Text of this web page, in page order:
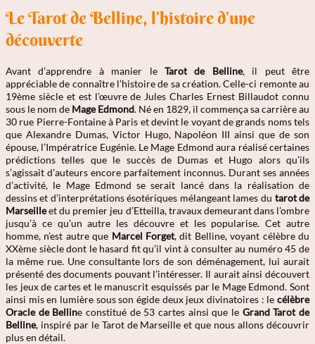
Le Tarot de Belline, l’histoire d’une
découverte
Avant d’apprendre à manier le Tarot de Belline, il peut être
appréciable de connaître l’histoire de sa création. Celle-ci remonte au
19ème siècle et est l’œuvre de Jules Charles Ernest Billaudot connu
sous le nom de Mage Edmond. Né en 1829, il commença sa carrière au
30 rue Pierre-Fontaine à Paris et devint le voyant de grands noms tels
que Alexandre Dumas, Victor Hugo, Napoléon III ainsi que de son
épouse, l’Impératrice Eugénie. Le Mage Edmond aura réalisé certaines
prédictions telles que le succès de Dumas et Hugo alors qu’ils
s’agissait d’auteurs encore parfaitement inconnus. Durant ses années
d’activité, le Mage Edmond se serait lancé dans la réalisation de
dessins et d’interprétations ésotériques mélangeant lames du tarot de
Marseilleet du premier jeu d’Etteilla, travaux demeurant dans l’ombre
jusqu’à ce qu’un autre les découvre et les popularise. Cet autre
homme, n’est autre que Marcel Forget, dit Belline, voyant célèbre du
XXème siècle dont le hasard fit qu’il vint à consulter au numéro 45 de
la même rue. Une consultante lors de son déménagement, lui aurait
présenté des documents pouvant l’intéresser. Il aurait ainsi découvert
les jeux de cartes et le manuscrit esquissés par le Mage Edmond. Sont
ainsi mis en lumière sous son égide deux jeux divinatoires : le célèbre
Oracle de Belline constitué de 53 cartes ainsi que le Grand Tarot de
Belline, inspiré par le Tarot de Marseille et que nous allons découvrir
plus en détail.